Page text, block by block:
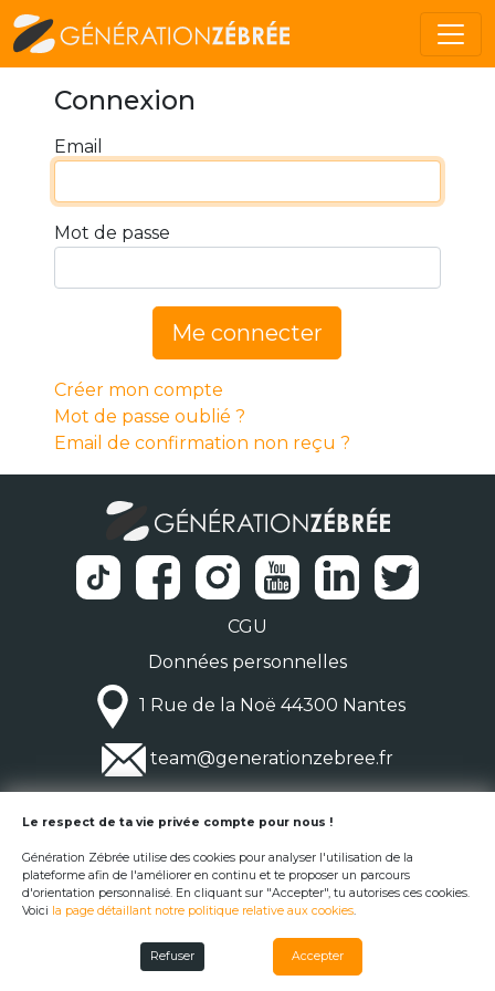
Connexion
Email
Mot de passe
Me connecter
Créer mon compte
Mot de passe oublié ?
Email de confirmation non reçu ?
CGU
Données personnelles
1 Rue de la Noë 44300 Nantes
team@generationzebree.fr
© Génération Zébrée 2026
Le respect de ta vie privée compte pour nous !
Génération Zébrée utilise des cookies pour analyser l'utilisation de la
plateforme afin de l'améliorer en continu et te proposer un parcours
d'orientation personnalisé. En cliquant sur "Accepter", tu autorises ces cookies.
Voici la page détaillant notre politique relative aux cookies.
Refuser Accepter